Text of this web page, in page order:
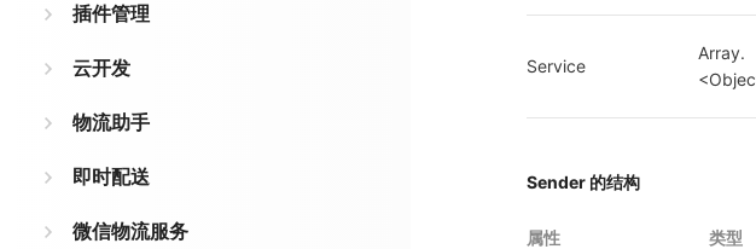
插件管理
云开发
物流助手
即时配送
微信物流服务
Service
Array.
Sender 的结构
属性 类型